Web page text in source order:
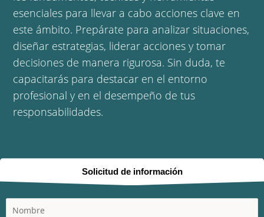
esenciales para llevar a cabo acciones clave en
este ámbito. Prepárate para analizar situaciones,
diseñar estrategias, liderar acciones y tomar
decisiones de manera rigurosa. Sin duda, te
capacitarás para destacar en el entorno
profesional y en el desempeño de tus
responsabilidades.
Solicitud de información